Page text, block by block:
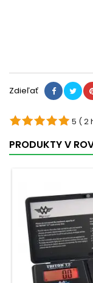
Zdieľať
5 ( 2
PRODUKTY V